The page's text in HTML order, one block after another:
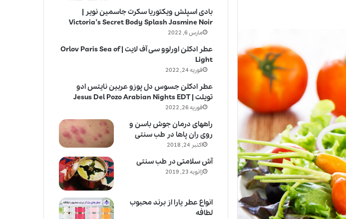
بادی اسپلش ویکتوریا سکرت جاسمین نویر |
Victoria’s Secret Body Splash Jasmine Noir
مارس 6, 2022
عطر ادکلن اورلوو سی آف لایت | Orlov Paris Sea of
Light
فوریه 24, 2022
عطر ادکلن جسوس دل پوزو عربین نایتس ادو
تویلت | Jesus Del Pozo Arabian Nights EDT
فوریه 26, 2022
راههای درمان جوش باسن و
روی ران پاها در طب سنتی
اکتبر 24, 2018
آش سلامتی در طب سنتی
ژانویه 23, 2019
انواع عطر یارا از برند محبوب
لطافه